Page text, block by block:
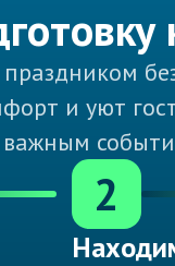
и уют
2